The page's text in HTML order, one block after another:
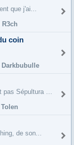
que j'ai...
R3ch
coin
Darkbubulle
un temps très infime..
Tolen
de son...